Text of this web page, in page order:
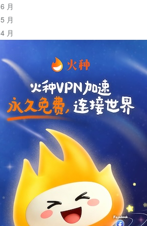
月
月
月
月
月
月
月
月
bluelayer加速器
clash节点
panda加速器
plex加速器
telegram加速器 中信加速器
云梯加速器
器 哔咔漫画加速器
唐师傅加速器
坚果加速器 壹点加速器
站 小哈vp加速器
小火箭加速器
布谷vp加速器 心阶云 快连
最新版clash安卓下载
月光加速器
松果云 极快加速器
梯子加速器